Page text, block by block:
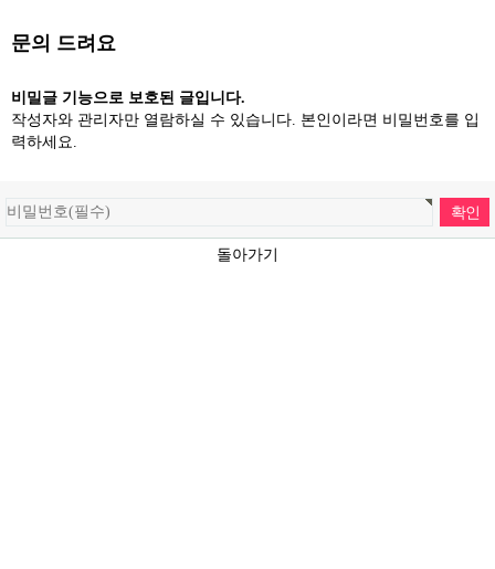
문의 드려요
비밀글 기능으로 보호된 글입니다.
작성자와 관리자만 열람하실 수 있습니다. 본인이라면 비밀번호를 입
력하세요.
돌아가기